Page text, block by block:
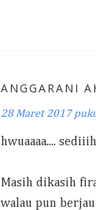
ANGGARANI
28 Maret 2017
hwuaaaa....
Masih dikasih
walau pun